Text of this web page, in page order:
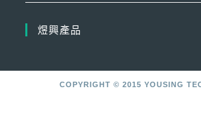
煜興產品
COPYRIGHT © 2015 YOUSING